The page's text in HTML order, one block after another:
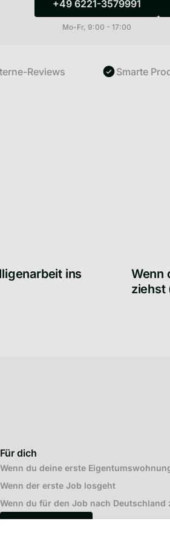
+49 6221-
+49 6221-3579991
Mo-Fr, 9:00 - 17:00
Reviews Smarte
ins
Wenn
ziehst
Für dich
Wenn du deine erste
Wenn der erste Job losgeht
Wenn du für den Job nach Deutschland